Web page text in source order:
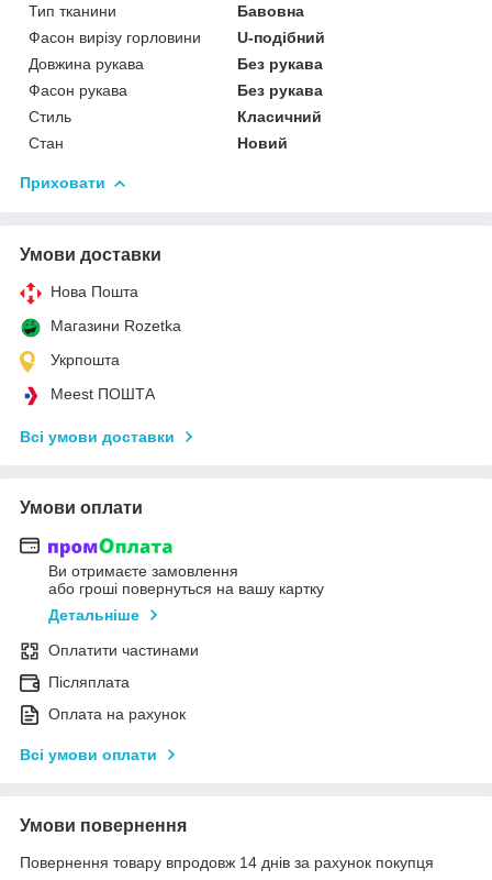
Тип тканини
Бавовна
Фасон вирізу горловини
U-подібний
Довжина рукава
Без рукава
Фасон рукава
Без рукава
Стиль
Класичний
Стан
Новий
Приховати
Умови доставки
Нова Пошта
Магазини Rozetka
Укрпошта
Meest ПОШТА
Всі умови доставки
Умови оплати
Ви отримаєте замовлення
або гроші повернуться на вашу картку
Детальніше
Оплатити частинами
Післяплата
Оплата на рахунок
Всі умови оплати
Умови повернення
Повернення товару впродовж 14 днів за рахунок покупця